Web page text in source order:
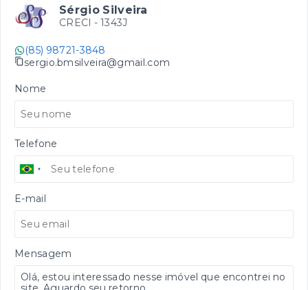
Sérgio Silveira
CRECI - 1343J
(85) 98721-3848
sergio.bmsilveira@gmail.com
Nome
Telefone
E-mail
Mensagem